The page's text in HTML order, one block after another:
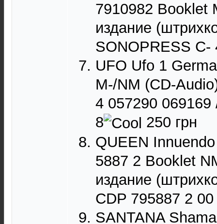
7910982 Booklet
издание
SONOPRESS C-
UFO Ufo 1
M-/NM (CD-
4 057290
8
250 грн
QUEEN
5887 2 Booklet
издание
CDP 795887 2
SANTANA